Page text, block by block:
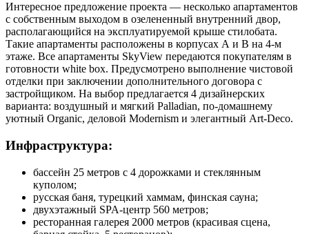
Интересное предложение проекта — несколько апартаментов
с собственным выходом в озелененный внутренний двор,
располагающийся на эксплуатируемой крыше стилобата.
Такие апартаменты расположены в корпусах А и В на 4-м
этаже. Все апартаменты SkyView передаются покупателям в
готовности white box. Предусмотрено выполнение чистовой
отделки при заключении дополнительного договора с
застройщиком. На выбор предлагается 4 дизайнерских
варианта: воздушный и мягкий Palladian, по-домашнему
уютный Organic, деловой Modernism и элегантный Art-Deco.
Инфраструктура:
бассейн 25 метров с 4 дорожками и стеклянным
куполом;
русская баня, турецкий хаммам, финская сауна;
двухэтажный SPA-центр 560 метров;
ресторанная галерея 2000 метров (красивая сцена,